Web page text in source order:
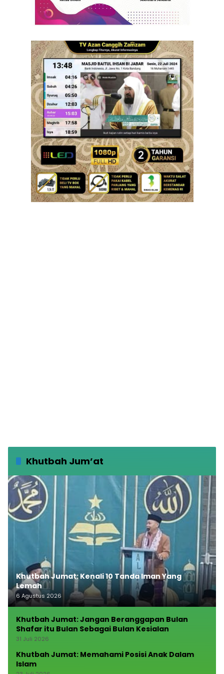
Khutbah Jum’at
Khutbah Jumat: Kenali 10 Tanda Iman Yang
Lemah
6 Agustus 2026
Khutbah Jumat: Jangan Beranggapan Bulan
Shafar itu Bulan Sebagai Bulan Kesialan
31 Juli 2026
Khutbah Jumat: Memahami Posisi Anak Dalam
Islam